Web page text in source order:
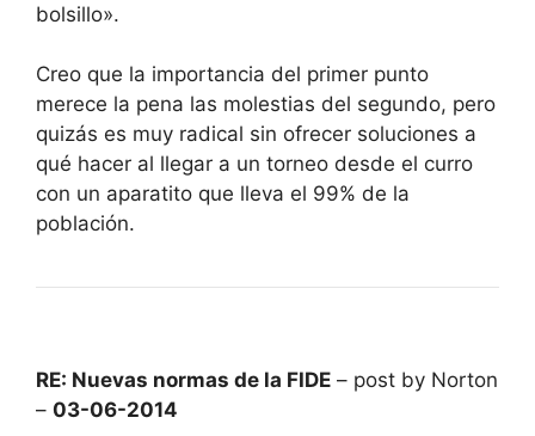
bolsillo».
Creo que la importancia del primer punto
merece la pena las molestias del segundo, pero
quizás es muy radical sin ofrecer soluciones a
qué hacer al llegar a un torneo desde el curro
con un aparatito que lleva el 99% de la
población.
RE: Nuevas normas de la FIDE – post by Norton
– 03-06-2014